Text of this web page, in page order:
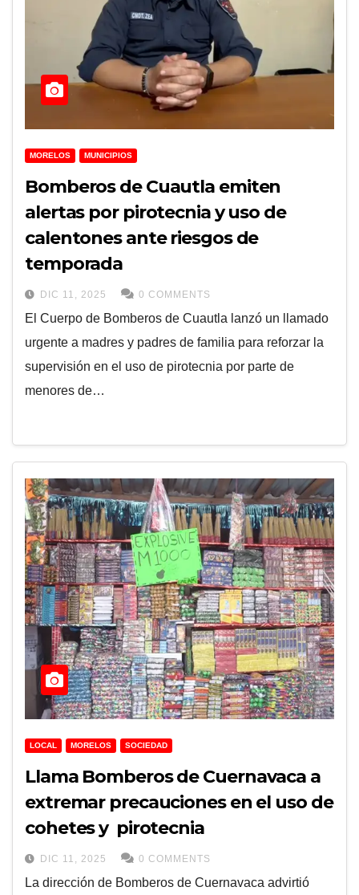
MORELOS MUNICIPIOS
Bomberos de Cuautla emiten
alertas por pirotecnia y uso de
calentones ante riesgos de
temporada
DIC 11, 2025 0 COMMENTS
El Cuerpo de Bomberos de Cuautla lanzó un llamado
urgente a madres y padres de familia para reforzar la
supervisión en el uso de pirotecnia por parte de
menores de…
LOCAL MORELOS SOCIEDAD
Llama Bomberos de Cuernavaca a
extremar precauciones en el uso de
cohetes y pirotecnia
DIC 11, 2025 0 COMMENTS
La dirección de Bomberos de Cuernavaca advirtió